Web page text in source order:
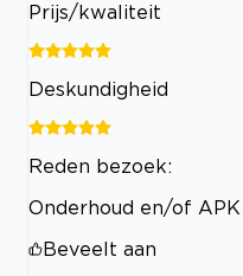
Prijs/kwaliteit
Deskundigheid
Reden bezoek:
Onderhoud en/of APK
Beveelt aan